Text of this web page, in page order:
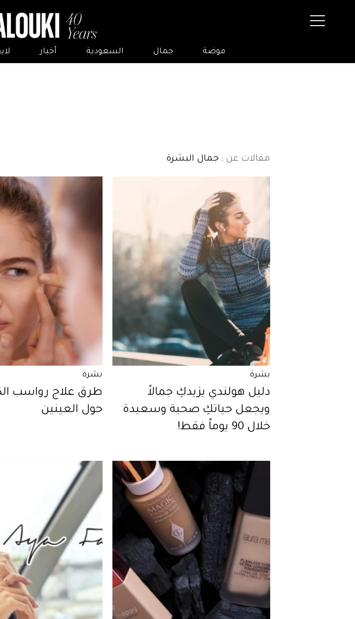
موضة جمال السعودية أخبار
مقالات عن : جمال البشرة
بشرة
دليل هولندي يزيدكِ جمالاً
ويجعل حياتكِ صحية وسعيدة
خلال 90 يوماً فقط!
بشرة
طرق علاج رواسب
حول العينين